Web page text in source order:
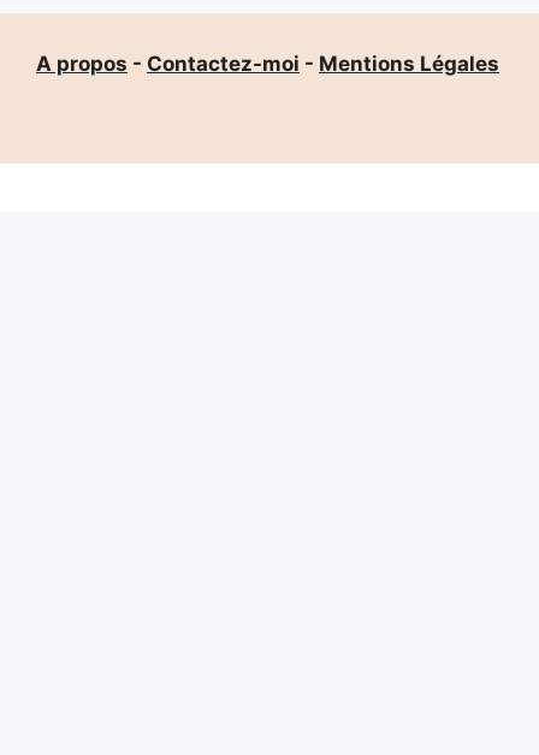
A propos - Contactez-moi - Mentions Légales